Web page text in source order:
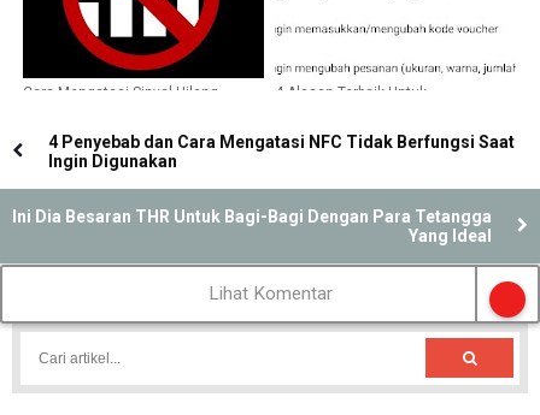
Cara Mengatasi Sinyal Hilang
4 Alasan Terbaik Untuk
4 Penyebab dan Cara Mengatasi NFC Tidak Berfungsi Saat
Ingin Digunakan
Ini Dia Besaran THR Untuk Bagi-Bagi Dengan Para Tetangga
Yang Ideal
Lihat Komentar